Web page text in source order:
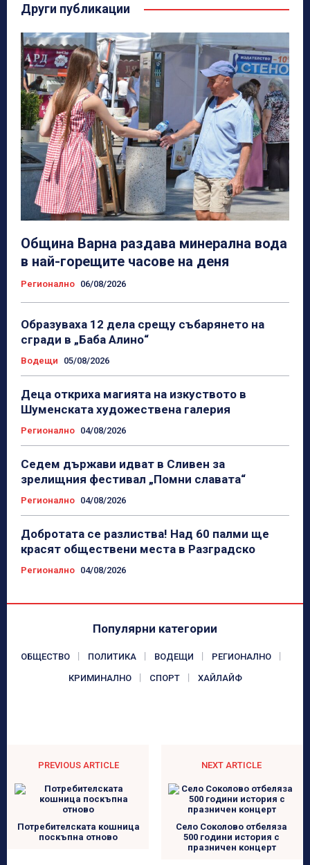
Други публикации
Община Варна раздава минерална вода
в най-горещите часове на деня
Регионално 06/08/2026
Образуваха 12 дела срещу събарянето на
сгради в „Баба Алино“
Водещи 05/08/2026
Деца откриха магията на изкуството в
Шуменската художествена галерия
Регионално 04/08/2026
Седем държави идват в Сливен за
зрелищния фестивал „Помни славата“
Регионално 04/08/2026
Добротата се разлиства! Над 60 палми ще
красят обществени места в Разградско
Регионално 04/08/2026
Популярни категории
ОБЩЕСТВО ПОЛИТИКА ВОДЕЩИ РЕГИОНАЛНО
КРИМИНАЛНО СПОРТ ХАЙЛАЙФ
PREVIOUS ARTICLE
Потребителската кошница
поскъпна отново
NEXT ARTICLE
Село Соколово отбеляза
500 години история с
празничен концерт